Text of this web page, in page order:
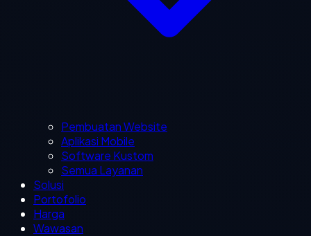
Pembuatan Website
Aplikasi Mobile
Software Kustom
Semua Layanan
Solusi
Portofolio
Harga
Wawasan